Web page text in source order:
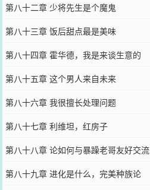
第八十二章 少将先生是个魔鬼
第八十三章 饭后甜点最是美味
第八十四章 霍华德，我是来谈生意的
第八十五章 这个男人来自未来
第八十六章 我很擅长处理问题
第八十七章 利维坦，红房子
第八十八章 论如何与暴躁老哥友好交流
第八十九章 进化是什么，完美种族论